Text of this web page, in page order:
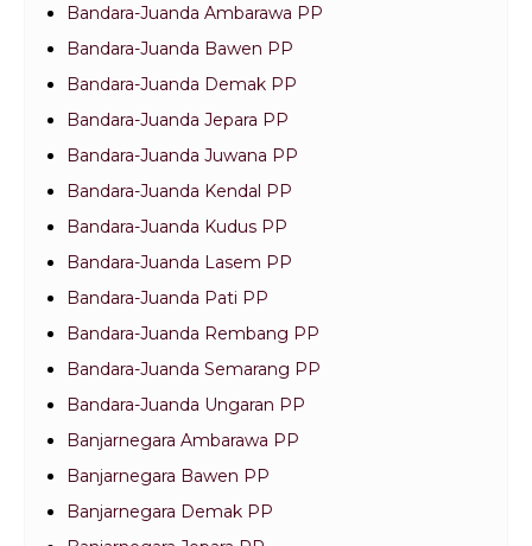
Bandara-Juanda Ambarawa PP
Bandara-Juanda Bawen PP
Bandara-Juanda Demak PP
Bandara-Juanda Jepara PP
Bandara-Juanda Juwana PP
Bandara-Juanda Kendal PP
Bandara-Juanda Kudus PP
Bandara-Juanda Lasem PP
Bandara-Juanda Pati PP
Bandara-Juanda Rembang PP
Bandara-Juanda Semarang PP
Bandara-Juanda Ungaran PP
Banjarnegara Ambarawa PP
Banjarnegara Bawen PP
Banjarnegara Demak PP